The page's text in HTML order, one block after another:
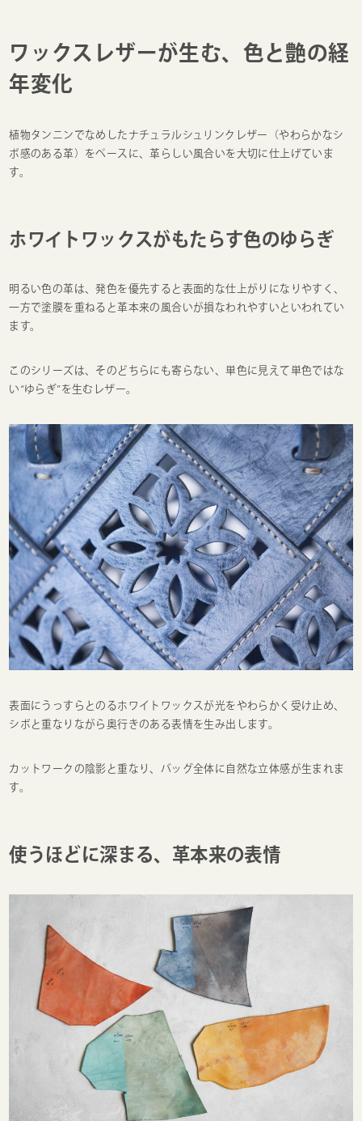
ワックスレザーが生む、色と艶の経
年変化
植物タンニンでなめしたナチュラルシュリンクレザー（やわらかなシ
ボ感のある革）をベースに、革らしい風合いを大切に仕上げていま
す。
ホワイトワックスがもたらす色のゆらぎ
明るい色の革は、発色を優先すると表面的な仕上がりになりやすく、
一方で塗膜を重ねると革本来の風合いが損なわれやすいといわれてい
ます。
このシリーズは、そのどちらにも寄らない、単色に見えて単色ではな
い“ゆらぎ”を生むレザー。
表面にうっすらとのるホワイトワックスが光をやわらかく受け止め、
シボと重なりながら奥行きのある表情を生み出します。
カットワークの陰影と重なり、バッグ全体に自然な立体感が生まれま
す。
使うほどに深まる、革本来の表情